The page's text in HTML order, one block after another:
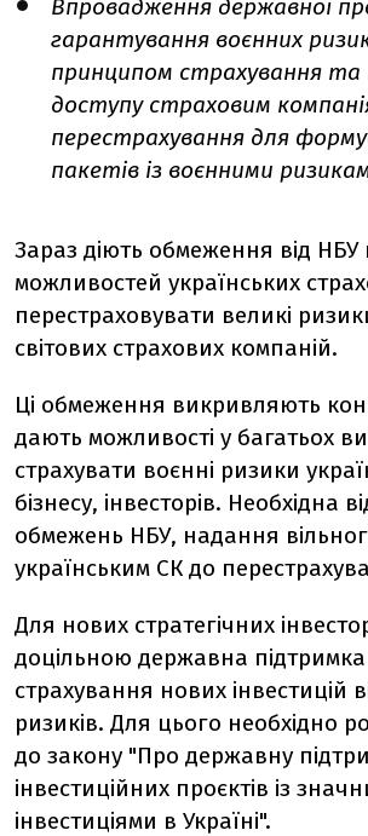
Впровадження державної
гарантування воєнних
принципом страхування та
доступу страховим
перестрахування для
пакетів із воєнними
Зараз діють обмеження від
можливостей українських
перестраховувати великі
світових страхових компаній.
Ці обмеження викривляють
дають можливості у багатьох
страхувати воєнні ризики
бізнесу, інвесторів. Необхідна
обмежень НБУ, надання
українським СК до
Для нових стратегічних
доцільною державна підтримка
страхування нових інвестицій
ризиків. Для цього необхідно
до закону "Про державну
інвестиційних проєктів із
інвестиціями в Україні".